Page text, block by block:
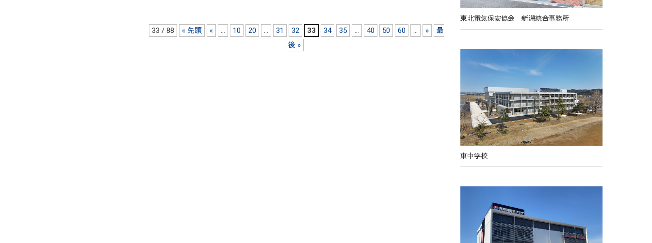
33 / 88 « 先頭 « ... 10 20 ... 31 32 33 34 35 ... 40 50 60 ... »
最
後 »
東北電気保安協会 新潟統合事務所
東中学校